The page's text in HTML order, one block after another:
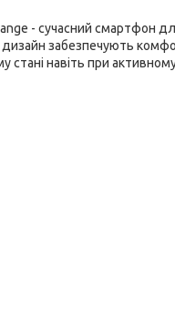
- сучасний смартфон
забезпечують
стані навіть при